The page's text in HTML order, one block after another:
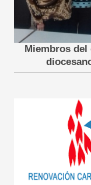
Miembros